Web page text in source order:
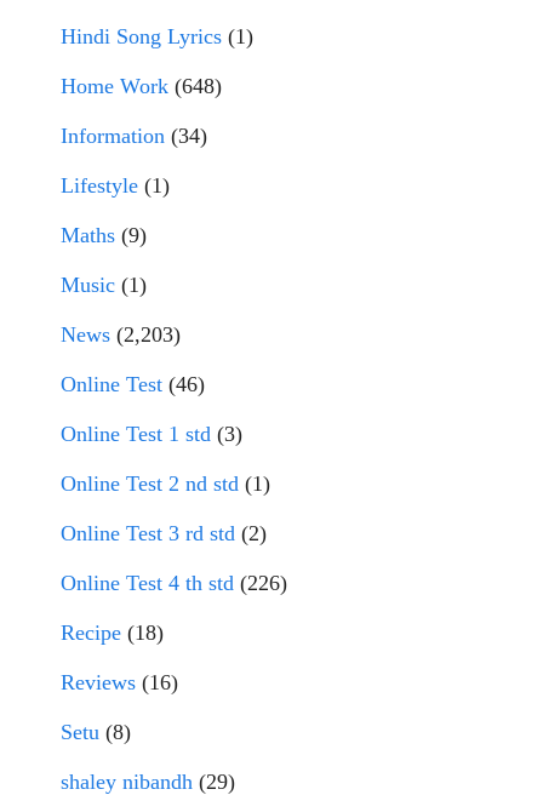
Hindi Song Lyrics (1)
Home Work (648)
Information (34)
Lifestyle (1)
Maths (9)
Music (1)
News (2,203)
Online Test (46)
Online Test 1 std (3)
Online Test 2 nd std (1)
Online Test 3 rd std (2)
Online Test 4 th std (226)
Recipe (18)
Reviews (16)
Setu (8)
shaley nibandh (29)